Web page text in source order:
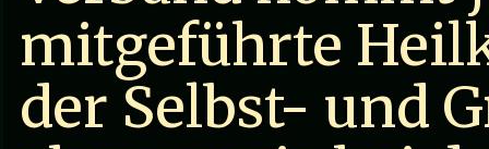
mitgeführte
der Selbst- und